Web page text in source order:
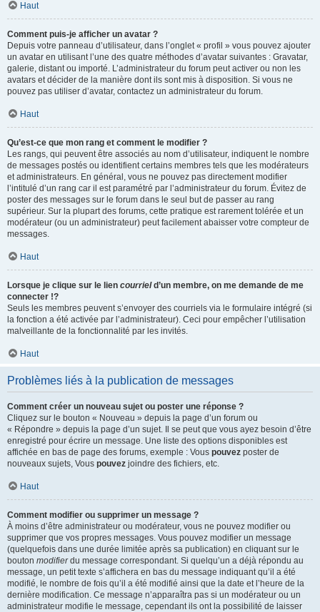
Haut
Comment puis-je afficher un avatar ?
Depuis votre panneau d’utilisateur, dans l’onglet « profil » vous pouvez ajouter
un avatar en utilisant l’une des quatre méthodes d’avatar suivantes : Gravatar,
galerie, distant ou importé. L’administrateur du forum peut activer ou non les
avatars et décider de la manière dont ils sont mis à disposition. Si vous ne
pouvez pas utiliser d’avatar, contactez un administrateur du forum.
Haut
Qu’est-ce que mon rang et comment le modifier ?
Les rangs, qui peuvent être associés au nom d’utilisateur, indiquent le nombre
de messages postés ou identifient certains membres tels que les modérateurs
et administrateurs. En général, vous ne pouvez pas directement modifier
l’intitulé d’un rang car il est paramétré par l’administrateur du forum. Évitez de
poster des messages sur le forum dans le seul but de passer au rang
supérieur. Sur la plupart des forums, cette pratique est rarement tolérée et un
modérateur (ou un administrateur) peut facilement abaisser votre compteur de
messages.
Haut
Lorsque je clique sur le lien courrield’un membre, on me demande de me
connecter !?
Seuls les membres peuvent s’envoyer des courriels via le formulaire intégré (si
la fonction a été activée par l’administrateur). Ceci pour empêcher l’utilisation
malveillante de la fonctionnalité par les invités.
Haut
Problèmes liés à la publication de messages
Comment créer un nouveau sujet ou poster une réponse ?
Cliquez sur le bouton « Nouveau » depuis la page d’un forum ou
« Répondre » depuis la page d’un sujet. Il se peut que vous ayez besoin d’être
enregistré pour écrire un message. Une liste des options disponibles est
affichée en bas de page des forums, exemple : Vous pouvez poster de
nouveaux sujets, Vous pouvez joindre des fichiers, etc.
Haut
Comment modifier ou supprimer un message ?
À moins d’être administrateur ou modérateur, vous ne pouvez modifier ou
supprimer que vos propres messages. Vous pouvez modifier un message
(quelquefois dans une durée limitée après sa publication) en cliquant sur le
bouton modifierdu message correspondant. Si quelqu’un a déjà répondu au
message, un petit texte s’affichera en bas du message indiquant qu’il a été
modifié, le nombre de fois qu’il a été modifié ainsi que la date et l’heure de la
dernière modification. Ce message n’apparaîtra pas si un modérateur ou un
administrateur modifie le message, cependant ils ont la possibilité de laisser